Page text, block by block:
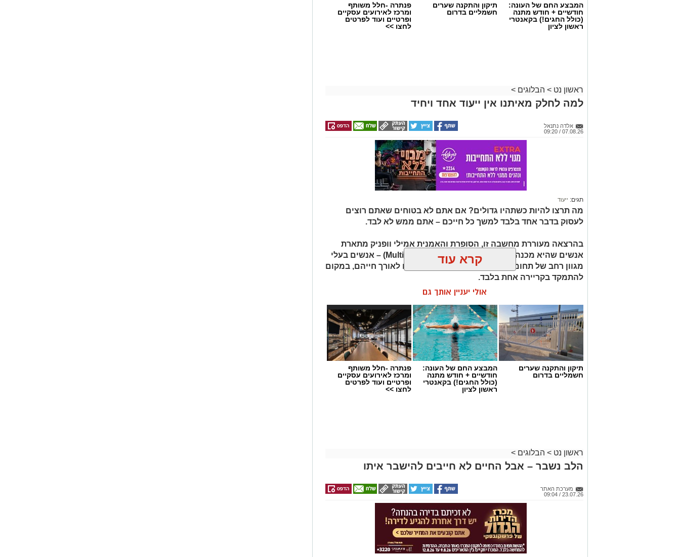
המבצע החם של העונה:
חודשיים + חודש מתנה
(כולל החגים!) בקאנטרי
ראשון לציון
תיקון והתקנה שערים
חשמליים בדרום
פנתרה -חלל משותף
ומרכז לאירועים עסקיים
ופרטיים ועוד לפרטים
לחצו >>
ראשון נט > הבלוגים >
למה לחלק מאיתנו אין ייעוד אחד ויחיד
אלדה נתנאל
07.08.26 / 09:20
תגים: ייעוד
מה תרצו להיות כשתהיו גדולים? אם אתם לא בטוחים שאתם רוצים
לעסוק בדבר אחד בלבד למשך כל חייכם – אתם ממש לא לבד.
בהרצאה מעוררת מחשבה זו, הסופרת והאמנית אמילי וופניק מתארת
אנשים שהיא מכנה "רבי־פוטנציאל" (Multipotentialites) – אנשים בעלי
מגוון רחב של תחומי עניין, כישורים ועיסוקים שונים לאורך חייהם, במקום
להתמקד בקריירה אחת בלבד.
יש לכם מידע חשוב שטרם נחשף? צילומים מאירוע חדשותי? מצאתם טעות
בכתבה? נשמח שתשתפו אותנו
קרא עוד
אולי יעניין אותך גם
תיקון והתקנה שערים
חשמליים בדרום
המבצע החם של העונה:
חודשיים + חודש מתנה
(כולל החגים!) בקאנטרי
ראשון לציון
פנתרה -חלל משותף
ומרכז לאירועים עסקיים
ופרטיים ועוד לפרטים
לחצו >>
ראשון נט > הבלוגים >
הלב נשבר – אבל החיים לא חייבים להישבר איתו
מערכת האתר
23.07.26 / 09:04